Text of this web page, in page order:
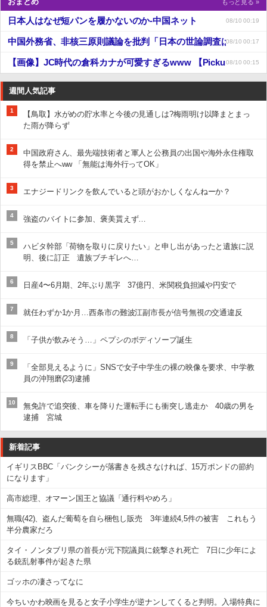
もっと見る »
日本人はなぜ短パンを履かないのか-中国ネット 08/10 00:19
中国外務省、非核三原則議論を批判「日本の世論調査は堅持す
08/10 00:17
【画像】JC時代の倉科カナが可愛すぎるwww 【 08/10 00:15
週間人気記事
1
【鳥取】水がめの貯水率と今後の見通しは?梅雨明け以降まとまっ
た雨が降らず
2
中国政府さん、最先端技術者と軍人と公務員の出国や海外永住権取
得を禁止へww 「無能は海外行ってOK」
3 エナジードリンクを飲んでいると頭がおかしくなんねーか？
4 強盗のバイトに参加、褒美貰えず…
5
ハビタ幹部「荷物を取りに戻りたい」と申し出があったと遺族に説
明、後に訂正 遺族ブチギレへ…
6 日産4〜6月期、2年ぶり黒字 37億円、米関税負担減や円安で
7 就任わずか1か月…西条市の難波江副市長が信号無視の交通違反
8 「子供が飲みそう…」ペプシのボディソープ誕生
9
「全部見えるように」SNSで女子中学生の裸の映像を要求、中学教
員の沖翔磨(23)逮捕
10
無免許で追突後、車を降りた運転手にも衝突し逃走か 40歳の男を
逮捕 宮城
新着記事
イギリスBBC「バンクシーが落書きを残さなければ、15万ポンドの節約
になります」
高市総理、オマーン国王と協議「通行料やめろ」
無職(42)、盗んだ葡萄を自ら梱包し販売 3年連続4,5件の被害 これもう
半分農家だろ
タイ・ノンタブリ県の首長が元下院議員に銃撃され死亡 7日に少年によ
る銃乱射事件が起きた県
ゴッホの凄さってなに
今ちいかわ映画を見ると女子小学生が逆ナンしてくると判明。入場特典に